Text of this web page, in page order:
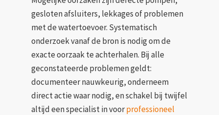
gesloten afsluiters, lekkages of problemen
met de watertoevoer. Systematisch
onderzoek vanaf de bron is nodig om de
exacte oorzaak te achterhalen. Bij alle
geconstateerde problemen geldt:
documenteer nauwkeurig, onderneem
direct actie waar nodig, en schakel bij twijfel
altijd een specialist in voorprofessioneel